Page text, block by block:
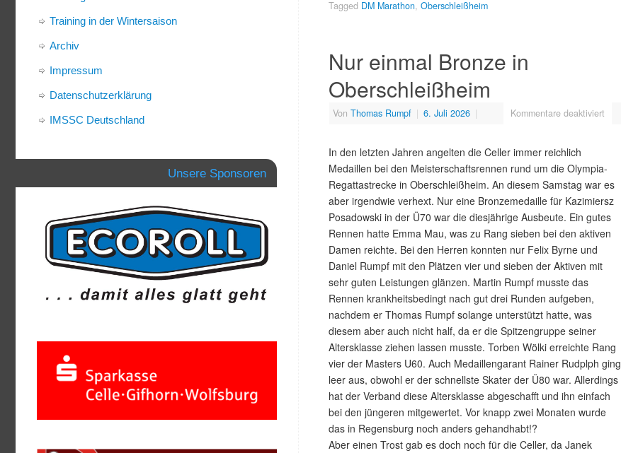
Tagged DM Marathon, Oberschleißheim
Nur einmal Bronze in
Oberschleißheim
Von Thomas Rumpf | 6. Juli 2026 | Kommentare deaktiviert
In den letzten Jahren angelten die Celler immer reichlich
Medaillen bei den Meisterschaftsrennen rund um die Olympia-
Regattastrecke in Oberschleißheim. An diesem Samstag war es
aber irgendwie verhext. Nur eine Bronzemedaille für Kazimiersz
Posadowski in der Ü70 war die diesjährige Ausbeute. Ein gutes
Rennen hatte Emma Mau, was zu Rang sieben bei den aktiven
Damen reichte. Bei den Herren konnten nur Felix Byrne und
Daniel Rumpf mit den Plätzen vier und sieben der Aktiven mit
sehr guten Leistungen glänzen. Martin Rumpf musste das
Rennen krankheitsbedingt nach gut drei Runden aufgeben,
nachdem er Thomas Rumpf solange unterstützt hatte, was
diesem aber auch nicht half, da er die Spitzengruppe seiner
Altersklasse ziehen lassen musste. Torben Wölki erreichte Rang
vier der Masters U60. Auch Medaillengarant Rainer Rudplph ging
leer aus, obwohl er der schnellste Skater der Ü80 war. Allerdings
hat der Verband diese Altersklasse abgeschafft und ihn einfach
bei den jüngeren mitgewertet. Vor knapp zwei Monaten wurde
das in Regensburg noch anders gehandhabt!?
Aber einen Trost gab es doch noch für die Celler, da Janek
Training in der Wintersaison
Archiv
Impressum
Datenschutzerklärung
IMSSC Deutschland
Unsere Sponsoren